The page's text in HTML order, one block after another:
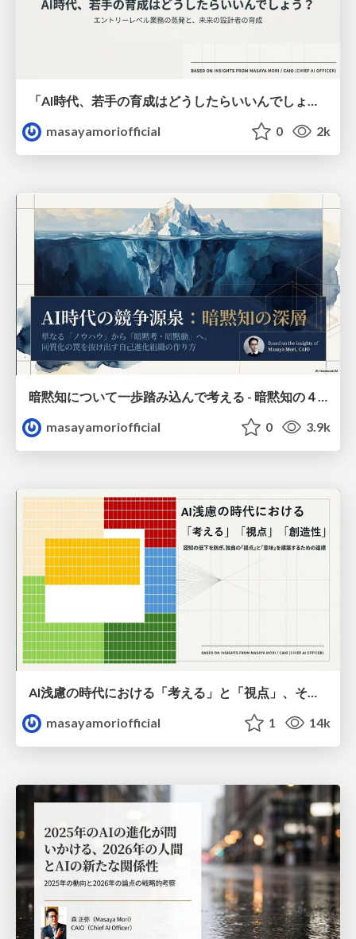
masayamoriofficial
0 2k
暗黙知について一歩踏み込んで考える - 暗黙知の４タイプと暗黙考・暗黙動へ
masayamoriofficial
0 3.9k
AI浅慮の時代における「考える」と「視点」、そして「創造性」
masayamoriofficial
1 14k